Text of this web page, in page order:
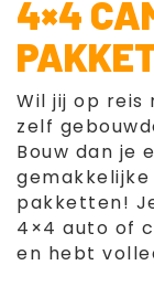
4×4
Wil jij op reis
zelf
Bouw dan je
pakketten!
4×4 auto of
en hebt